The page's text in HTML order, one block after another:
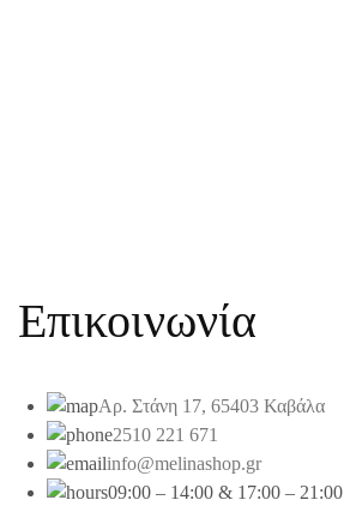
Επικοινωνία
Αρ. Στάνη 17, 65403 Καβάλα
2510 221 671
info@melinashop.gr
09:00 – 14:00 & 17:00 – 21:00